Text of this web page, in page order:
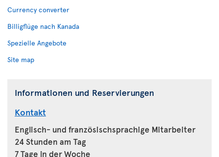
Currency converter
Billigflüge nach Kanada
Spezielle Angebote
Site map
Informationen und Reservierungen
Kontakt
Englisch- und französischsprachige Mitarbeiter
24 Stunden am Tag
7 Tage in der Woche